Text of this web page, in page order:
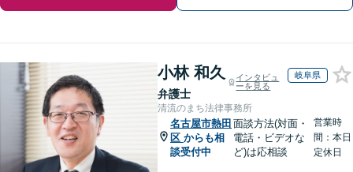
小林 和久
弁護士
インタビュ
ーを見る
岐阜県
清流のまち法律事務所
名古屋市熱田
区 からも相
談受付中
面談方法(対面・
電話・ビデオな
ど)は応相談
営業時
間：本日
定休日